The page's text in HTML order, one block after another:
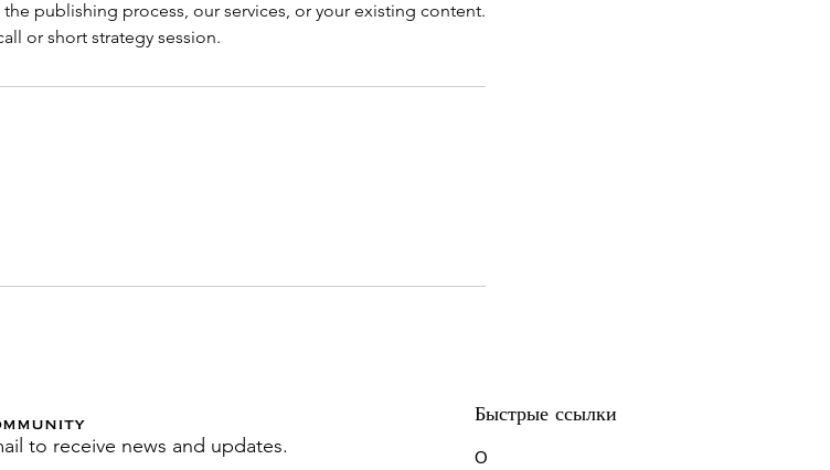
publishing process, our services, or your existing content.
or short strategy session.
to receive news and updates.
Быстрые ссылки
О